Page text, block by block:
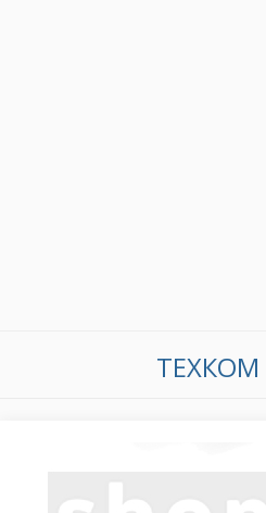
ТЕХКОМ